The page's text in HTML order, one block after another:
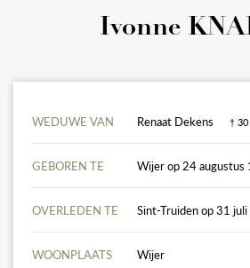
Ivonne
WEDUWE VAN Renaat Dekens †
GEBOREN TE Wijer op 24 augustus
OVERLEDEN TE Sint-Truiden op 31
WOONPLAATS
Wijer